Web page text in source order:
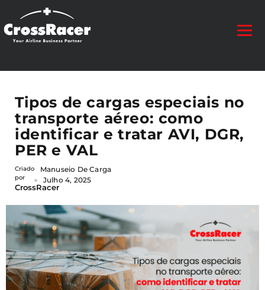
Tipos de cargas especiais no
transporte aéreo: como
identificar e tratar AVI, DGR,
PER e VAL
Criado
por
CrossRacer
Manuseio De Carga
Julho 4, 2025